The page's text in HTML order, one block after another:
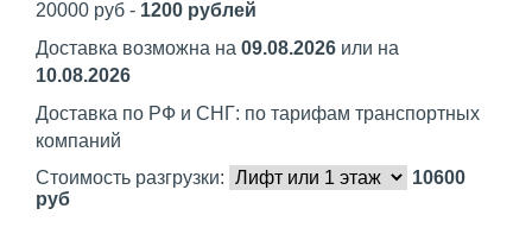
20000 руб - 1200 рублей
Доставка возможна на 09.08.2026 или на
10.08.2026
Доставка по РФ и СНГ: по тарифам транспортных
компаний
Стоимость разгрузки:
10600
руб